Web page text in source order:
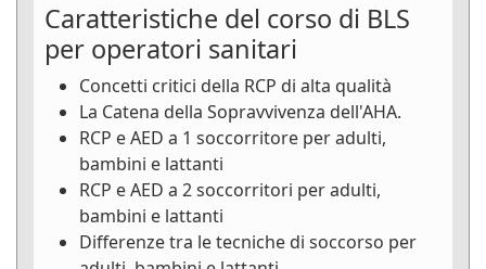
Caratteristiche del corso di BLS
per operatori sanitari
Concetti critici della RCP di alta qualità
La Catena della Sopravvivenza dell'AHA.
RCP e AED a 1 soccorritore per adulti,
bambini e lattanti
RCP e AED a 2 soccorritori per adulti,
bambini e lattanti
Differenze tra le tecniche di soccorso per